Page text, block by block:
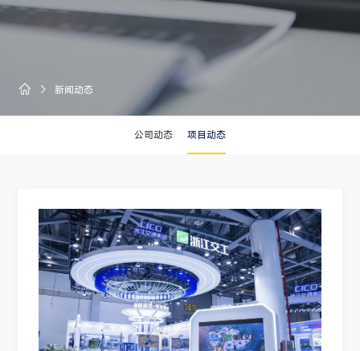
 新闻动态
公司动态 项目动态